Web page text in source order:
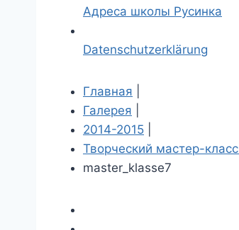
Адреса школы Русинка
Datenschutzerklärung
Главная
Галерея
2014-2015
Творческий мастер-класс
master_klasse7